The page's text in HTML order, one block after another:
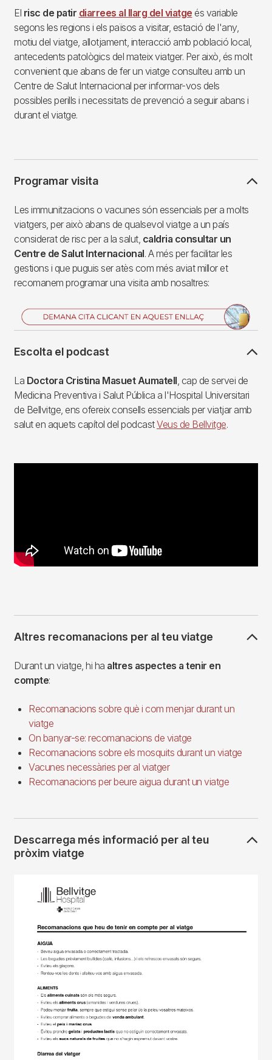
El risc de patir diarrees al llarg del viatge és variable
segons les regions i els països a visitar, estació de l'any,
motiu del viatge, allotjament, interacció amb població local,
antecedents patològics del mateix viatger. Per això, és molt
convenient que abans de fer un viatge consulteu amb un
Centre de Salut Internacional per informar-vos dels
possibles perills i necessitats de prevenció a seguir abans i
durant el viatge.
Programar visita
Les immunitzacions o vacunes són essencials per a molts
viatgers, per això abans de qualsevol viatge a un país
considerat de risc per a la salut, caldria consultar un
Centre de Salut Internacional. A més per facilitar les
gestions i que puguis ser atès com més aviat millor et
recomanem programar una visita amb nosaltres:
Imagen
Escolta el podcast
La Doctora Cristina Masuet Aumatell , cap de servei de
Medicina Preventiva i Salut Pública a l'Hospital Universitari
de Bellvitge, ens ofereix consells essencials per viatjar amb
salut en aquets capítol del podcastVeus de Bellvitge.
Altres recomanacions per al teu viatge
Durant un viatge, hi ha altres aspectes a tenir en
compte:
Recomanacions sobre què i com menjar durant un
viatge
On banyar-se: recomanacions de viatge
Recomanacions sobre els mosquits durant un viatge
Vacunes necessàries per al viatger
Recomanacions per beure aigua durant un viatge
Descarrega més informació per al teu
pròxim viatge